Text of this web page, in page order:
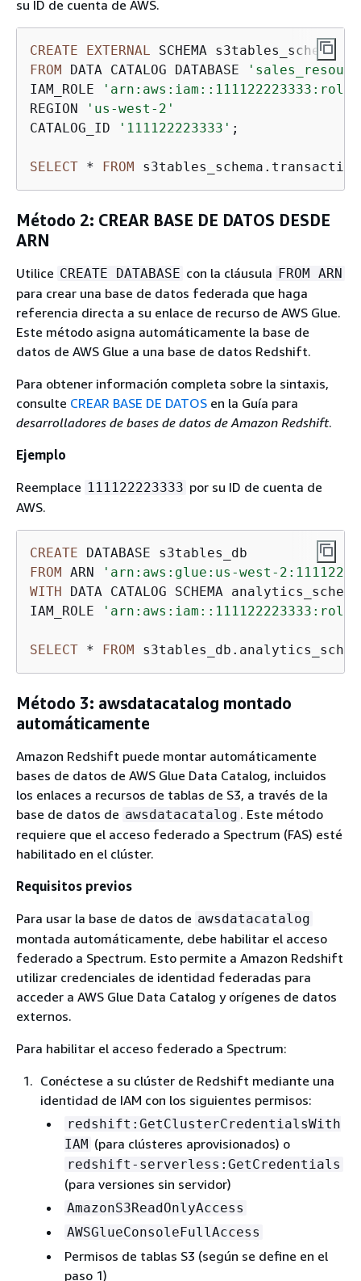
su ID de cuenta de AWS.
CREATE EXTERNAL
FROM DATA CATALOG DATABASE
IAM_ROLE
REGION
'us-west-2'
CATALOG_ID
'111122223333' ;
SELECT * FROM
Método 2: CREAR BASE DE DATOS DESDE
ARN
Utilice CREATE DATABASE con la cláusula FROM ARN
para crear una base de datos federada que haga
referencia directa a su enlace de recurso de AWS Glue.
Este método asigna automáticamente la base de
datos de AWS Glue a una base de datos Redshift.
Para obtener información completa sobre la sintaxis,
consulte CREAR BASE DE DATOS en la Guía para
desarrolladores de bases de datos de Amazon Redshift.
Ejemplo
Reemplace 111122223333 por su ID de cuenta de
AWS.
CREATE
FROM ARN
'arn:aws:glue:us-west-
WITH DATA CATALOG SCHEMA analytics_schema
IAM_ROLE
SELECT * FROM
Método 3: awsdatacatalog montado
automáticamente
Amazon Redshift puede montar automáticamente
bases de datos de AWS Glue Data Catalog, incluidos
los enlaces a recursos de tablas de S3, a través de la
base de datos de awsdatacatalog . Este método
requiere que el acceso federado a Spectrum (FAS) esté
habilitado en el clúster.
Requisitos previos
Para usar la base de datos de awsdatacatalog
montada automáticamente, debe habilitar el acceso
federado a Spectrum. Esto permite a Amazon Redshift
utilizar credenciales de identidad federadas para
acceder a AWS Glue Data Catalog y orígenes de datos
externos.
Para habilitar el acceso federado a Spectrum:
Conéctese a su clúster de Redshift mediante una
identidad de IAM con los siguientes permisos:
redshift:GetClusterCredentialsWith
IAM (para clústeres aprovisionados) o
redshift-serverless:GetCredentials
(para versiones sin servidor)
AmazonS3ReadOnlyAccess
AWSGlueConsoleFullAccess
Permisos de tablas S3 (según se define en el
paso 1)